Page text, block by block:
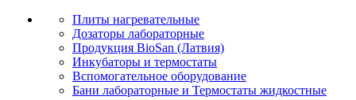
Плиты нагревательные
Дозаторы лабораторные
Продукция BioSan (Латвия)
Инкубаторы и термостаты
Вспомогательное оборудование
Бани лабораторные и Термостаты жидкостные